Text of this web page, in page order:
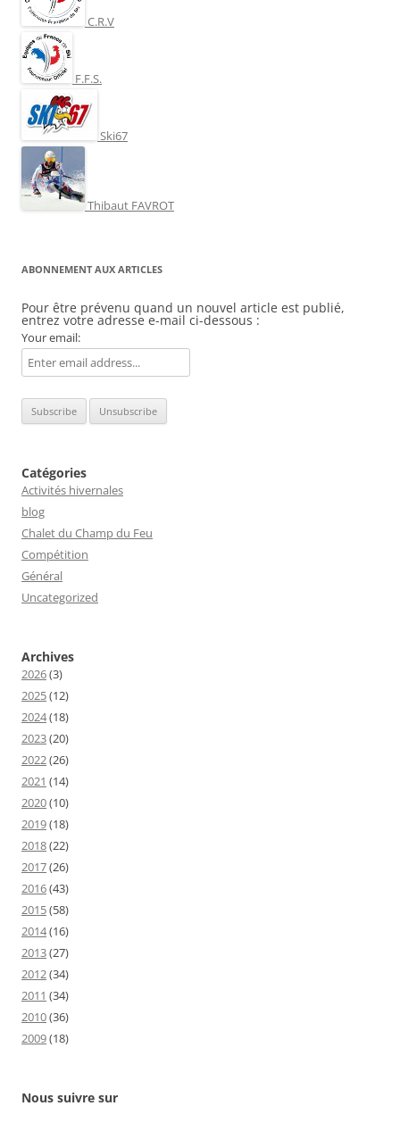
C.R.V
F.F.S.
Ski67
Thibaut FAVROT
ABONNEMENT AUX ARTICLES
Pour être prévenu quand un nouvel article est publié,
entrez votre adresse e-mail ci-dessous :
Your email:
Catégories
Activités hivernales
blog
Chalet du Champ du Feu
Compétition
Général
Uncategorized
Archives
2026(3)
2025(12)
2024(18)
2023(20)
2022(26)
2021 (14)
2020(10)
2019(18)
2018(22)
2017(26)
2016(43)
2015(58)
2014(16)
2013(27)
2012(34)
2011 (34)
2010(36)
2009(18)
Nous suivre sur